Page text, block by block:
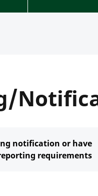
notification or have
requirements